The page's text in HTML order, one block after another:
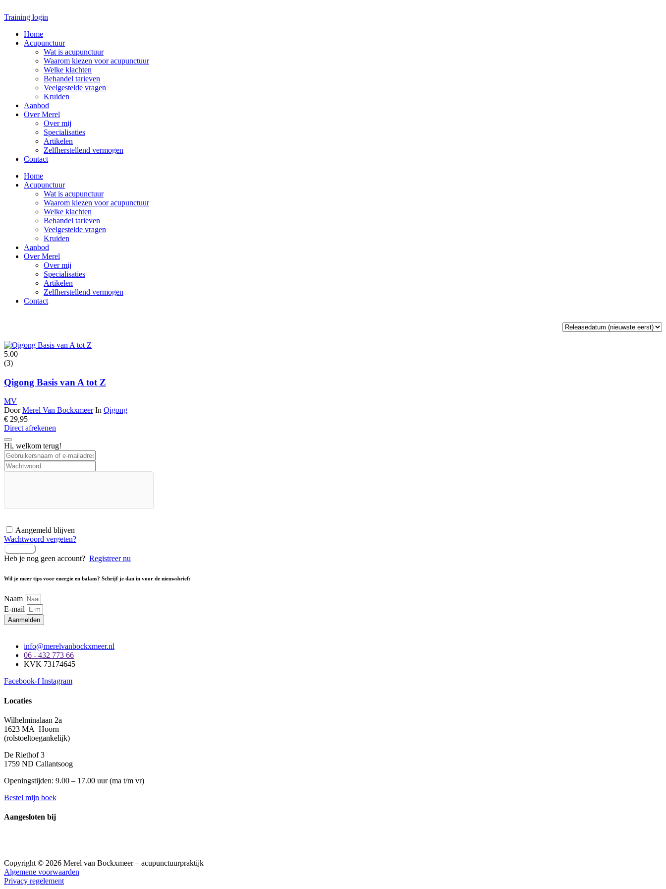
naar
inhoud
Training login
Home
Acupunctuur
Wat is acupunctuur
Waarom kiezen voor acupunctuur
Welke klachten
Behandel tarieven
Veelgestelde vragen
Kruiden
Aanbod
Over Merel
Over mij
Specialisaties
Artikelen
Zelfherstellend vermogen
Contact
Home
Acupunctuur
Wat is acupunctuur
Waarom kiezen voor acupunctuur
Welke klachten
Behandel tarieven
Veelgestelde vragen
Kruiden
Aanbod
Over Merel
Over mij
Specialisaties
Artikelen
Zelfherstellend vermogen
Contact
5.00
(3)
Qigong Basis van A tot Z
MV
DoorMerel Van BockxmeerIn Qigong
€ 29,95
Direct afrekenen
Hi, welkom terug!
Aangemeld blijven
Wachtwoord vergeten?
Heb je nog geen account? Registreer nu
Wil je meer tips voor energie en balans? Schrijf je dan in voor de nieuwsbrief:
Naam
E-mail
Aanmelden
info@merelvanbockxmeer.nl
06 - 432 773 66
KVK 73174645
Facebook-f Instagram
Locaties
Wilhelminalaan 2a
1623 MA Hoorn
(rolstoeltoegankelijk)
De Riethof 3
1759 ND Callantsoog
Openingstijden: 9.00 – 17.00 uur (ma t/m vr)
Bestel mijn boek
Aangesloten bij
Copyright © 2026 Merel van Bockxmeer – acupunctuurpraktijk
Algemene voorwaarden
Privacy regelement